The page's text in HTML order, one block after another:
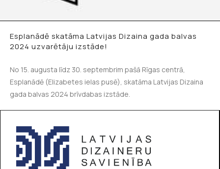
Esplanādē skatāma Latvijas Dizaina gada balvas
2024 uzvarētāju izstāde!
No 15. augusta līdz 30. septembrim pašā Rīgas centrā,
Esplanādē (Elizabetes ielas pusē), skatāma Latvijas Dizaina
gada balvas 2024 brīvdabas izstāde.